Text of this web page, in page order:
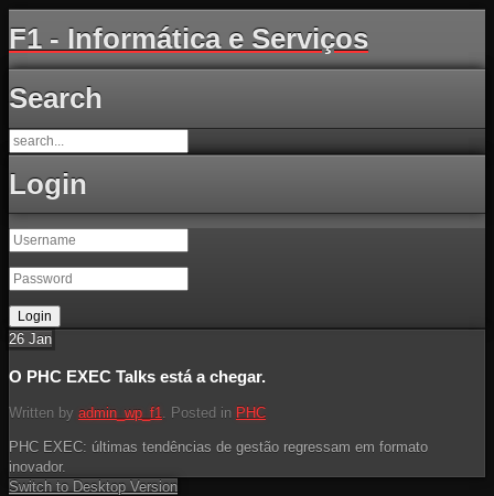
F1 - Informática e Serviços
Search
Login
26 Jan
O PHC EXEC Talks está a chegar.
Written by admin_wp_f1 . Posted in PHC
PHC EXEC: últimas tendências de gestão regressam em formato
inovador.
Switch to Desktop Version